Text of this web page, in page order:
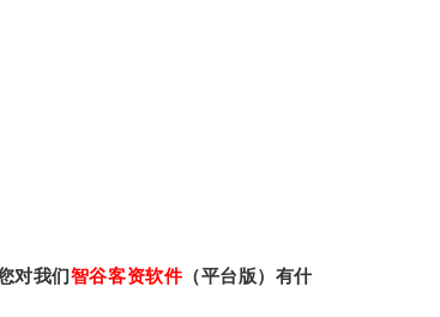
对我们智谷客资软件 （平台版）有什